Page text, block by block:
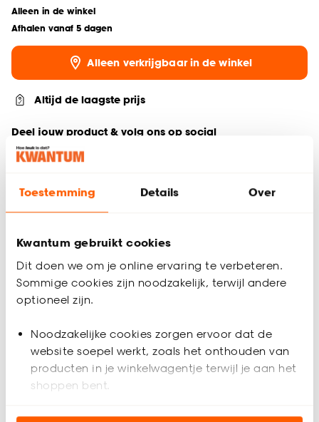
Toestemming Details Over
Kwantum gebruikt cookies
Dit doen we om je online ervaring te verbeteren.
Sommige cookies zijn noodzakelijk, terwijl andere
optioneel zijn.
Noodzakelijke cookies zorgen ervoor dat de
website soepel werkt, zoals het onthouden van
producten in je winkelwagentje terwijl je aan het
shoppen bent.
Alleen in de winkel
Afhalen vanaf 5 dagen
Alleen verkrijgbaar in de winkel
Altijd de laagste prijs
Deel jouw product & volg ons op social
Productomschrijving
Productspecificaties
Artikelnummer 4306191
Kleur Bruin